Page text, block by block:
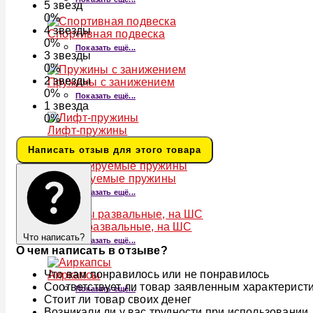
Спортивная подвеска
Показать ещё...
Пружины с занижением
Показать ещё...
Лифт-пружины
Регулируемые пружины
Показать ещё...
Опоры развальные, на ШС
Показать ещё...
Аиркапсы
Показать ещё...
5звезд
0%
4звезды
0%
3звезды
0%
2звезды
0%
1звезда
0%
Написать отзыв для этого товара
Что написать?
О чем написать в отзыве?
Что вам понравилось или не понравилось
Соответствует ли товар заявленным
Стоит ли товар своих денег